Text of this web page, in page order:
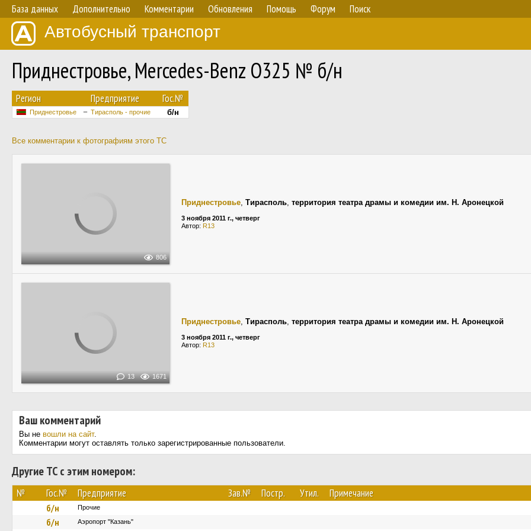
База данных Дополнительно Комментарии Обновления Помощь Форум Поиск
Автобусный транспорт
Приднестровье, Mercedes-Benz O325 № б/н
Регион Предприятие Гос.№
Приднестровье Тирасполь - прочие б/н
Все комментарии к фотографиям этого ТС
806
Приднестровье, Тирасполь, территория театра драмы и комедии им. Н. Аронецкой
3 ноября 2011 г., четверг
Автор: R13
13 1671
Приднестровье, Тирасполь, территория театра драмы и комедии им. Н. Аронецкой
3 ноября 2011 г., четверг
Автор: R13
Ваш комментарий
Вы не вошли на сайт.
Комментарии могут оставлять только зарегистрированные пользователи.
Другие ТС с этим номером:
№ Гос.№ Предприятие Зав.№ Постр. Утил. Примечание
б/н Прочие
б/н Аэропорт "Казань"